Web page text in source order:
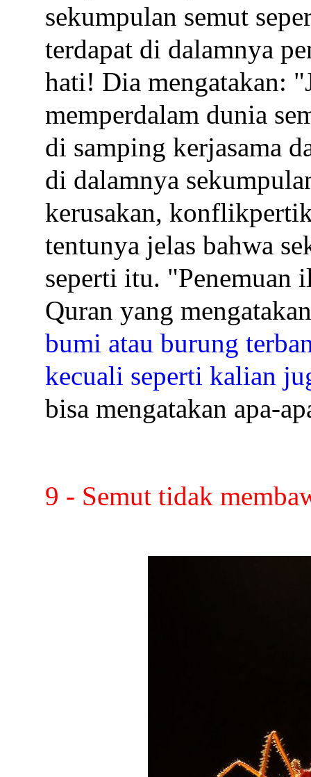
sekumpulan semut
terdapat di dalamnya
hati! Dia mengatakan:
memperdalam dunia
di samping kerjasama
di dalamnya
kerusakan,
tentunya jelas bahwa
seperti itu. "Penemuan
Quran yang
bumi atau burung
kecuali seperti kalian
bisa mengatakan apa-
9 - Semut tidak